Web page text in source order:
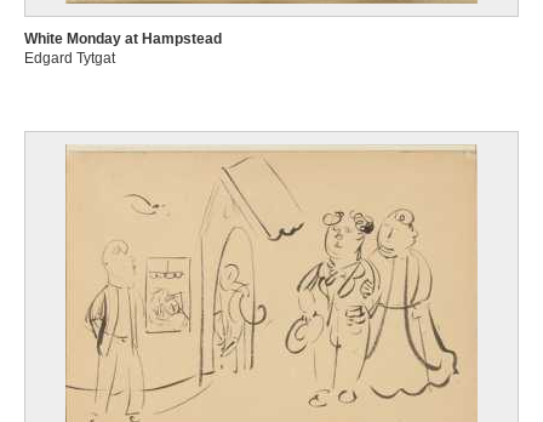
White Monday at Hampstead
Edgard Tytgat